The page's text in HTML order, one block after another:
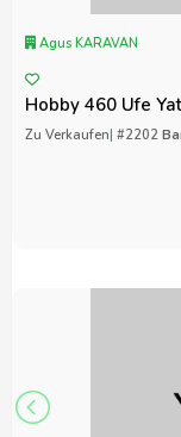
Agus KARAVAN
Hobby 460 Ufe
Zu Verkaufen| #2202